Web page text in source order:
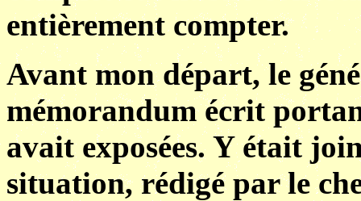
entièrement compter.
Avant mon départ, le
mémorandum écrit
avait exposées. Y était
situation, rédigé par le